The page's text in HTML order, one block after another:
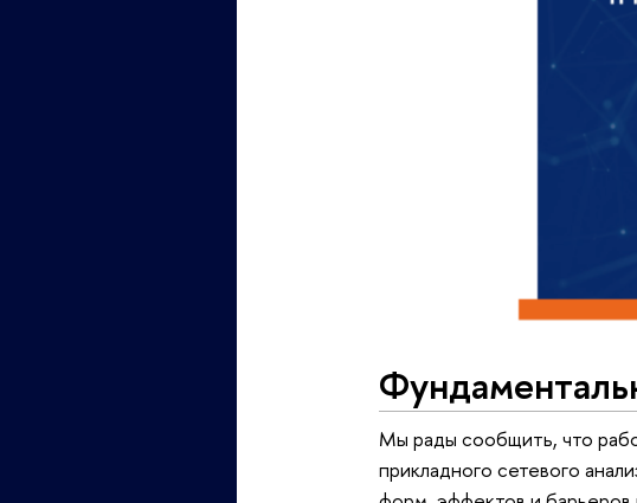
Мы рады сообщить, что
прикладного сетевого